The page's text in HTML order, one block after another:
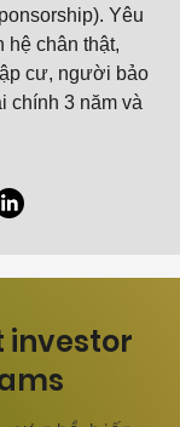
Yêu
hệ chân thật,
cư, người bảo
chính 3 năm và